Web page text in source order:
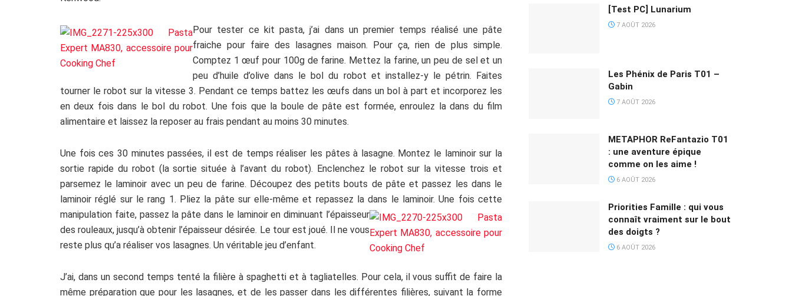
Pour tester ce kit pasta, j’ai dans un premier temps réalisé une pâte
fraiche pour faire des lasagnes maison. Pour ça, rien de plus simple.
Comptez 1 œuf pour 100g de farine. Mettez la farine, un peu de sel et un
peu d’huile d’olive dans le bol du robot et installez-y le pétrin. Faites
tourner le robot sur la vitesse 3. Pendant ce temps battez les œufs dans un bol à part et incorporez les
en deux fois dans le bol du robot. Une fois que la boule de pâte est formée, enroulez la dans du film
alimentaire et laissez la reposer au frais pendant au moins 30 minutes.
Une fois ces 30 minutes passées, il est de temps réaliser les pâtes à lasagne. Montez le laminoir sur la
sortie rapide du robot (la sortie située à l’avant du robot). Enclenchez le robot sur la vitesse trois et
parsemez le laminoir avec un peu de farine. Découpez des petits bouts de pâte et passez les dans le
laminoir réglé sur le rang 1. Pliez la pâte sur elle-même et repassez la dans le laminoir. Une fois cette
manipulation faite, passez la pâte dans le laminoir en diminuant l’épaisseur
des rouleaux, jusqu’à obtenir l’épaisseur désirée. Le tour est joué. Il ne vous
reste plus qu’a réaliser vos lasagnes. Un véritable jeu d’enfant.
J’ai, dans un second temps tenté la filière à spaghetti et à tagliatelles. Pour cela, il vous suffit de faire la
même préparation que pour les lasagnes, et de les passer dans les différentes filières, suivant la forme
[Test PC] Lunarium
7 AOÛT 2026
Les Phénix de Paris T01 –
Gabin
7 AOÛT 2026
METAPHOR ReFantazio T01
: une aventure épique
comme on les aime !
6 AOÛT 2026
Priorities Famille : qui vous
connaît vraiment sur le bout
des doigts ?
6 AOÛT 2026